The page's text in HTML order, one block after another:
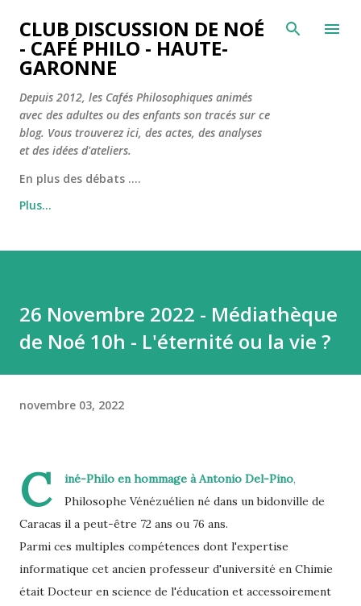
Accéder au contenu principal
CLUB DISCUSSION DE NOÉ
- CAFÉ PHILO - HAUTE-
GARONNE
Depuis 2012, les Cafés Philosophiques animés
avec des adultes ou des enfants son tracés sur ce
blog. Vous trouverez ici, des actes, des analyses
et des idées d'ateliers.
En plus des débats ....
Plus…
26 Novembre 2022 - Médiathèque
de Noé 10h - L'éternité ou la vie ?
novembre 03, 2022
C iné-Philo en hommage à Antonio Del-Pino,
Philosophe Vénézuélien né dans un bidonville de
Caracas il a peut-être 72 ans ou 76 ans.
Parmi ces multiples compétences dont l'expertise
informatique cet ancien professeur d'université en Chimie
était Docteur en science de l'éducation et accessoirement